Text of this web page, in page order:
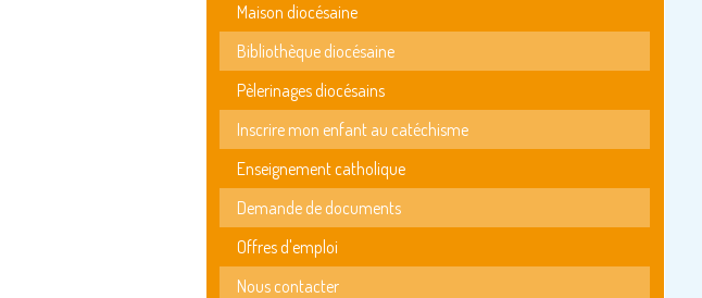
Maison diocésaine
Bibliothèque diocésaine
Pèlerinages diocésains
Inscrire mon enfant au catéchisme
Enseignement catholique
Demande de documents
Offres d'emploi
Nous contacter